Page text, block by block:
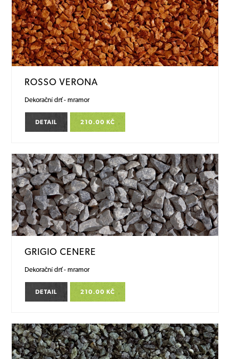
ROSSO VERONA
Dekorační drť - mramor
DETAIL 210.00 KČ
GRIGIO CENERE
Dekorační drť - mramor
DETAIL 210.00 KČ